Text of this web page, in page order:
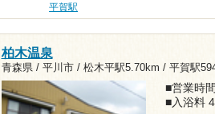
平賀駅
柏木温泉
青森県 / 平川市 / 松木平駅5.70km / 平賀駅
■営業時
■入浴料